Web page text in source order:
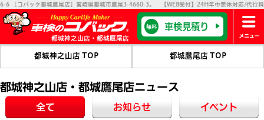
バック都城鷹尾店］宮崎県都城市鷹尾3-4660-3。 【WEB受付】24H年中無休対応/代行料0円
都城神之山店・都城鷹尾店
無料 車検見積り
都城神之山店 TOP 都城鷹尾店 TOP
都城神之山店・都城鷹尾店ニュース
全て お知らせ イベント